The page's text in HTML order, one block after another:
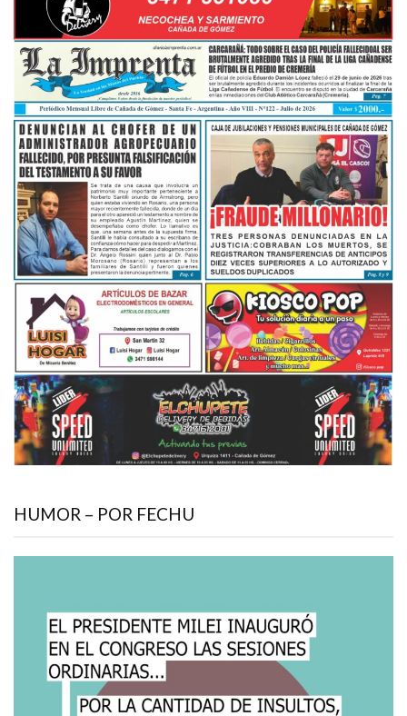
HUMOR – POR FECHU